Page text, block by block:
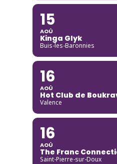
15
AOÛ
Kinga Glyk
Buis-les-Baronnies
16
AOÛ
Hot Club de
Valence
16
AOÛ
The Franc
Saint-Pierre-sur-Doux